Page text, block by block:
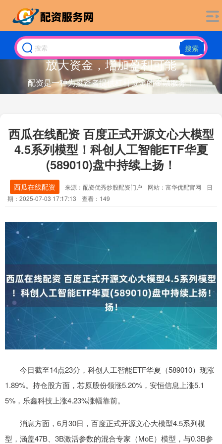
搜索
放大资金，增加盈利可能
配资是一种为投资者提供杠杆资金的金融服务！
西瓜在线配资 百度正式开源文心大模型
4.5系列模型！科创人工智能ETF华夏
(589010)盘中持续上扬！
西瓜在线配资 来源：配资优秀炒股配资门户 网站：富华优配官网
日
期：2025-07-03 17:17:13
查看：149
今日截至14点23分，科创人工智能ETF华夏（589010）现涨
1.89%。持仓股方面，芯原股份领涨5.20%，安恒信息上涨5.1
5%，乐鑫科技上涨4.23%涨幅靠前。
消息方面，6月30日，百度正式开源文心大模型4.5系列模
型，涵盖47B、3B激活参数的混合专家（MoE）模型，与0.3B参